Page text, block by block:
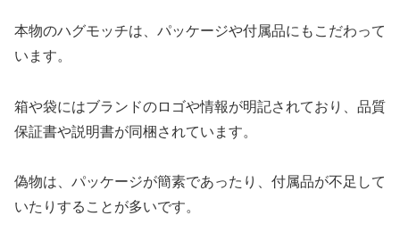
本物のハグモッチは、パッケージや付属品にもこだわって
います。
箱や袋にはブランドのロゴや情報が明記されており、品質
保証書や説明書が同梱されています。
偽物は、パッケージが簡素であったり、付属品が不足して
いたりすることが多いです。